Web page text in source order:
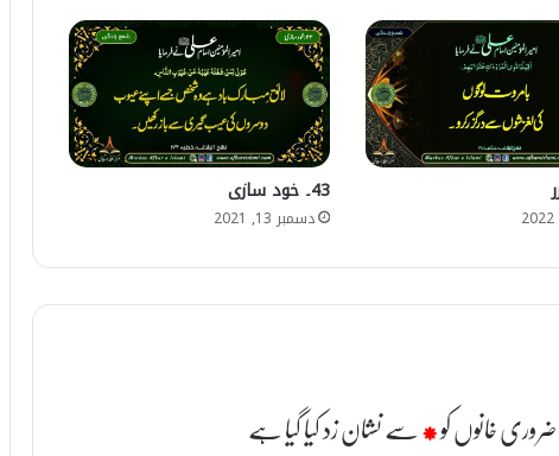
43۔ خود سازی
دسمبر 13, 2021
ضروری خانوں کو*سے نشان زد کیا گیا ہے